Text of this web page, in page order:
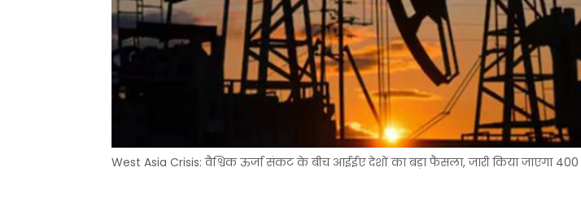
West Asia Crisis: वैश्विक ऊर्जा संकट के बीच आईईए देशों का बड़ा फैसला, जारी किया जाएगा